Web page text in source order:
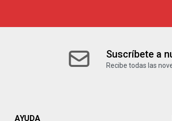
Suscríbete a
Recibe todas las
AYUDA